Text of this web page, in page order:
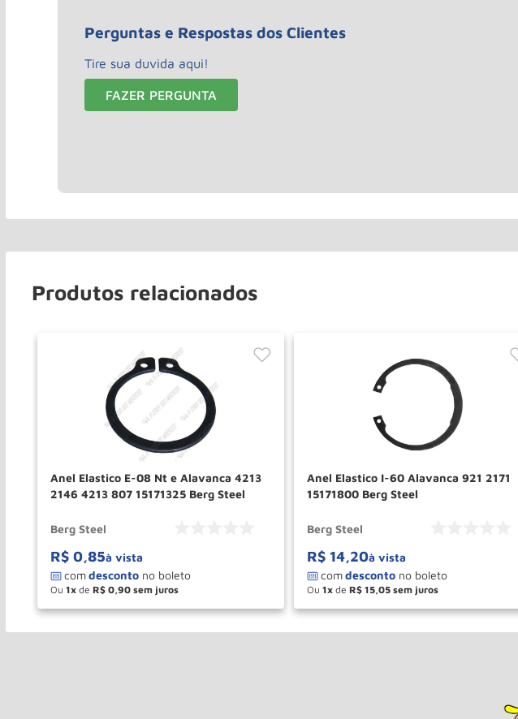
Perguntas e Respostas dos Clientes
Tire sua duvida aqui!
FAZER PERGUNTA
Produtos relacionados
Anel Elastico E-08 Nt e Alavanca 4213
2146 4213 807 15171325 Berg Steel
Berg Steel
R$ 0,85à vista
Ou 1 de R$ 0,90
＋
－ COMPRAR
Anel Elastico I-60 Alavanca 921 2171
15171800 Berg Steel
Berg Steel
R$ 14,20à vista
Ou 1 de R$ 15,05
＋
－ COMPRAR